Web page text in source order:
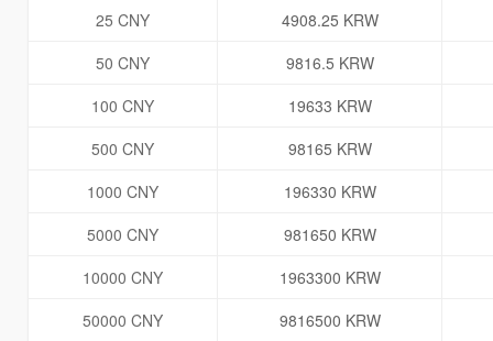
25 CNY
4908.25 KRW
50 CNY
9816.5 KRW
100 CNY
19633 KRW
500 CNY
98165 KRW
1000 CNY
196330 KRW
5000 CNY
981650 KRW
10000 CNY
1963300 KRW
50000 CNY
9816500 KRW